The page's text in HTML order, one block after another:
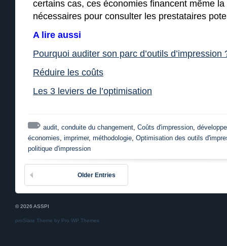
certains cas, ces économies financent même
nécessaires pour consulter les prestataires
A lire aussi
Pourquoi auditer son parc d’outils d’impression
Réduire les coûts
Les 3 leviers de l’optimisation
audit, conduite du changement, Coûts d'impression,
économies, imprimer, méthodologie, Optimisation des outils
politique d'impression
Older Entries
© 2026 ASSPI
proSlate Theme by Pro WP Themes